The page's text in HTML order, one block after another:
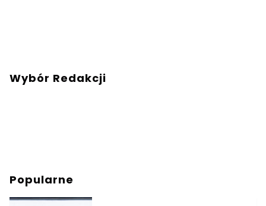
Wybór Redakcji
Popularne